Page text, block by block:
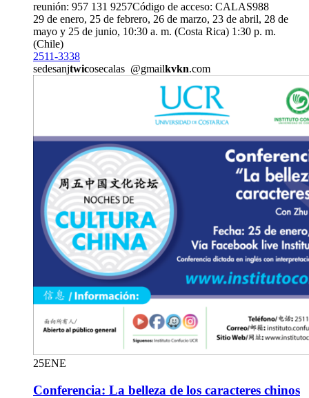
reunión: 957 131 9257Código de acceso: CALAS988
29 de enero, 25 de febrero, 26 de marzo, 23 de abril, 28 de
mayo y 25 de junio, 10:30 a. m. (Costa Rica) 1:30 p. m.
(Chile)
2511-3338
sedesanjtwicosecalas @gmailkvkn.com
25ENE
Conferencia: La belleza de los caracteres chinos